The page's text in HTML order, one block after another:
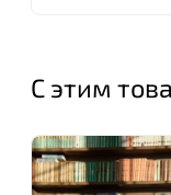
С этим